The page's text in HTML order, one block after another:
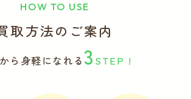
HOW TO USE
取方法のご案内
ら身軽になれる 3 STEP !